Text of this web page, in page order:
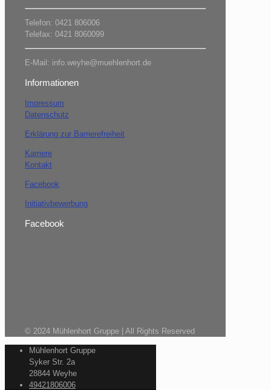
Telefon: 0421 806006
Telefax: 0421 8060099
E-Mail: info.weyhe@muehlenhort.de
Informationen
Impressum
Datenschutz
Erklärung zur Barrierefreiheit
Karriere
Kontakt
Facebook
Initiativbewerbung
Facebook
© 2024 Mühlenhort Gruppe | All Rights Reserved
Mühlenhort Gruppe
Syker Str. 2a
28844 Weyhe
49421806006